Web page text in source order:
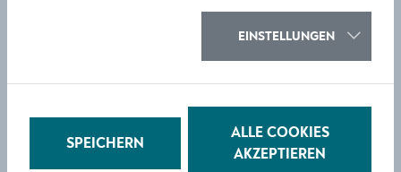
arbeiten.“ Organisator Ronny Weßling zeigte sich
erfreut über die zahlreichen Anregungen und kündigte
sicherere Bedingungen für den Fuß- und Radverkehr
wünschen. Ich werde die Hinweise und Anliegen aus
dem Rundgang an die zuständigen Stellen bei der
EINSTELLUNGEN
SPEICHERN
ALLE COOKIES
AKZEPTIEREN